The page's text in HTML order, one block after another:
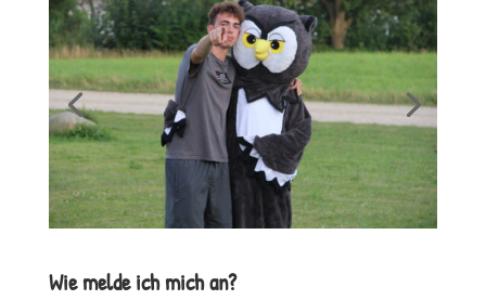
Wie melde ich mich an?